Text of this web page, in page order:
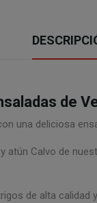
de
una deliciosa
Calvo de
de alta